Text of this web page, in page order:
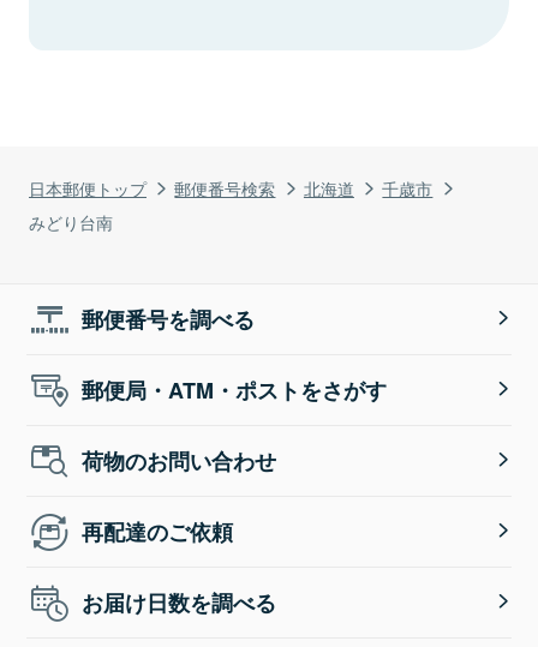
日本郵便トップ 郵便番号検索 北海道
千歳市
みどり台南
郵便番号を調べる
郵便局・ATM・ポストをさがす
荷物のお問い合わせ
再配達のご依頼
お届け日数を調べる